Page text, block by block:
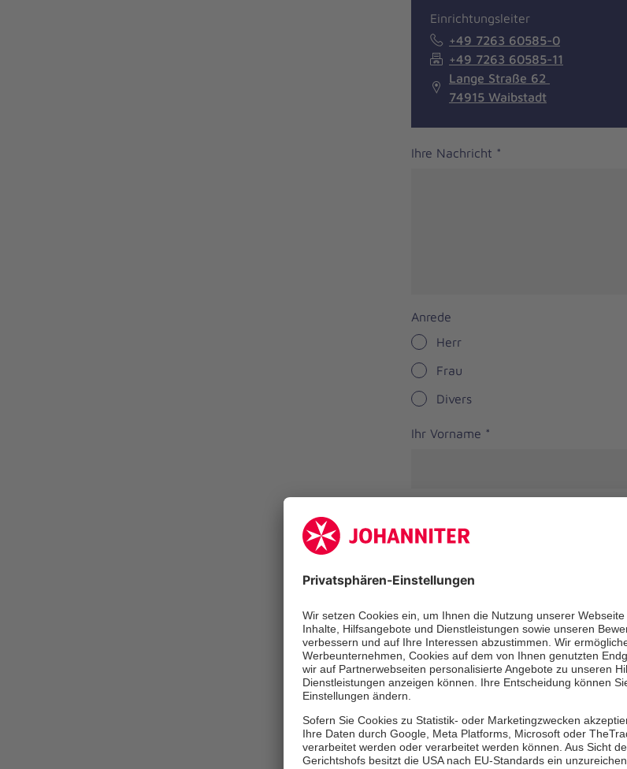
Einrichtungsleiter
+49 7263 60585-0
+49 7263 60585-11
Lange Straße 62
74915 Waibstadt
Ihre Nachricht *
Anrede
Herr
Frau
Divers
Ihr Vorname *
PLZ*
Bundesland
Telefonnummer